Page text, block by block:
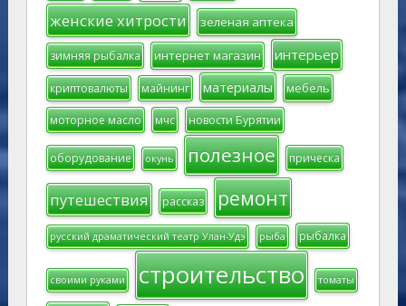
женские хитрости зеленая аптека
зимняя рыбалка интернет магазин интерьер
криптовалюты майнинг материалы мебель
моторное масло мчс новости Бурятии
оборудование окунь полезное прическа
путешествия рассказ ремонт
русский драматический театр Улан-Удэ рыба рыбалка
своими руками строительство томаты